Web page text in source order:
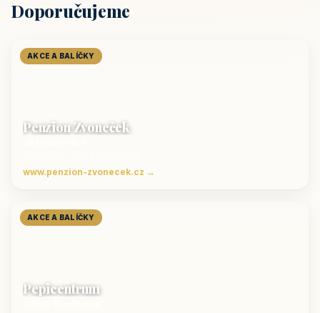
Doporučujeme
AKCE A BALÍČKY
Penzion Zvoneček
www.penzion-zvonecek.cz →
AKCE A BALÍČKY
Pepicentrum